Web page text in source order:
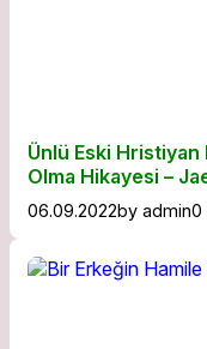
Ünlü Eski Hristiyan
Olma Hikayesi –
06.09.2022by admin0